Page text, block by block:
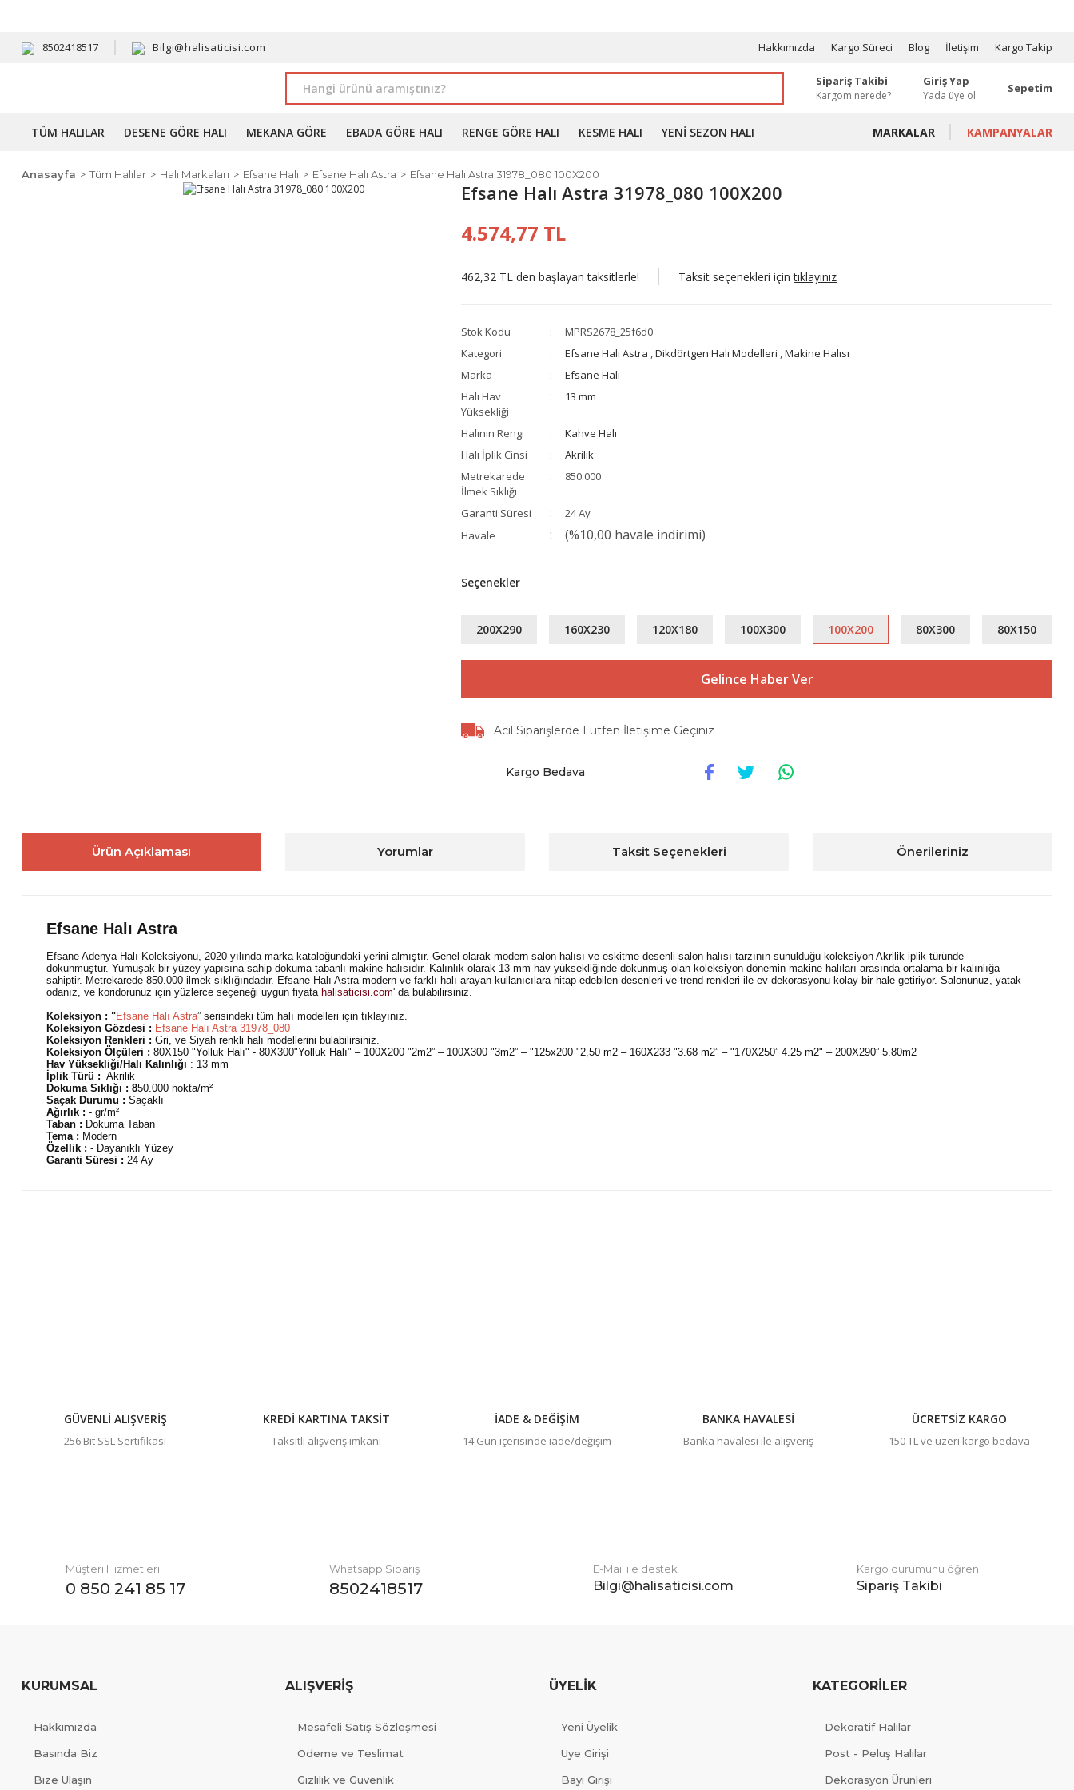
8502418517 Bilgi@halisaticisi.com Hakkımızda Kargo Süreci Blog İletişim Kargo Takip
Sipariş Takibi
Kargom nerede?
Giriş Yap
Yada üye ol
Sepetim
TÜM HALILAR DESENE GÖRE HALI MEKANA GÖRE EBADA GÖRE HALI RENGE GÖRE HALI KESME HALI YENI SEZON HALI MARKALAR KAMPANYALAR
Anasayfa Tüm Halılar Halı Markaları Efsane Halı Efsane Halı Astra Efsane Halı Astra 31978_080 100X200
Efsane Halı Astra 31978_080 100X200
4.574,77 TL
462,32 TL den başlayan taksitlerle! Taksit seçenekleri içintıklayınız
Stok Kodu
MPRS2678_25f6d0
Kategori
Efsane Halı Astra ,Dikdörtgen Halı Modelleri ,Makine Halısı
Marka
Efsane Halı
Halı Hav
Yüksekliği
13 mm
Halının Rengi
Kahve Halı
Halı İplik Cinsi
Akrilik
Metrekarede
İlmek Sıklığı
850.000
Garanti Süresi
24 Ay
Havale
(%10,00 havale indirimi)
Seçenekler
200X290 160X230 120X180 100X300 100X200 80X300 80X150
Gelince Haber Ver
Acil Siparişlerde Lütfen İletişime Geçiniz
Kargo Bedava
Ürün Açıklaması Yorumlar Taksit Seçenekleri Önerileriniz
Efsane Halı Astra
Efsane Adenya Halı Koleksiyonu, 2020 yılında marka kataloğundaki yerini almıştır. Genel olarak modern salon halısı ve eskitme desenli salon halısı tarzının sunulduğu koleksiyon Akrilik iplik türünde
dokunmuştur. Yumuşak bir yüzey yapısına sahip dokuma tabanlı makine halısıdır. Kalınlık olarak 13 mm hav yüksekliğinde dokunmuş olan koleksiyon dönemin makine halıları arasında ortalama bir kalınlığa
sahiptir. Metrekarede 850.000 ilmek sıklığındadır. Efsane Halı Astra modern ve farklı halı arayan kullanıcılara hitap edebilen desenleri ve trend renkleri ile ev dekorasyonu kolay bir hale getiriyor. Salonunuz, yatak
odanız, ve koridorunuz için yüzlerce seçeneği uygun fiyata halisaticisi.com' da bulabilirsiniz.
Koleksiyon : "Efsane Halı Astra” serisindeki tüm halı modelleri için tıklayınız.
Koleksiyon Gözdesi : Efsane Halı Astra 31978_080
Koleksiyon Renkleri : Gri, ve Siyah renkli halı modellerini bulabilirsiniz.
Koleksiyon Ölçüleri : 80X150 "Yolluk Halı" - 80X300"Yolluk Halı" – 100X200 "2m2” – 100X300 "3m2” – "125x200 "2,50 m2 – 160X233 "3.68 m2” – "170X250” 4.25 m2" – 200X290” 5.80m2
Hav Yüksekliği/Halı Kalınlığı : 13 mm
İplik Türü : Akrilik
Dokuma Sıklığı : 850.000 nokta/m²
Saçak Durumu : Saçaklı
Ağırlık : - gr/m²
Taban : Dokuma Taban
Tema : Modern
Özellik : - Dayanıklı Yüzey
Garanti Süresi : 24 Ay
GÜVENLİ ALIŞVERİŞ
256 Bit SSL Sertifikası
KREDİ KARTINA TAKSİT
Taksitli alışveriş imkanı
İADE & DEĞİŞİM
14 Gün içerisinde iade/değişim
BANKA HAVALESİ
Banka havalesi ile alışveriş
ÜCRETSİZ KARGO
150 TL ve üzeri kargo bedava
Müşteri Hizmetleri
0 850 241 85 17
Whatsapp Sipariş
8502418517
E-Mail ile destek
Bilgi@halisaticisi.com
Kargo durumunu öğren
Sipariş Takibi
KURUMSAL
Hakkımızda
Basında Biz
Bize Ulaşın
ALIŞVERİŞ
Mesafeli Satış Sözleşmesi
Ödeme ve Teslimat
Gizlilik ve Güvenlik
ÜYELİK
Yeni Üyelik
Üye Girişi
Bayi Girişi
KATEGORİLER
Dekoratif Halılar
Post - Peluş Halılar
Dekorasyon Ürünleri